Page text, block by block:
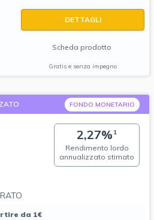
DETTAGLI
Scheda prodotto
Gratis e senza impegno
FONDO MONETARIO
2,27%1
Rendimento lordo
annualizzato stimato
da 1€